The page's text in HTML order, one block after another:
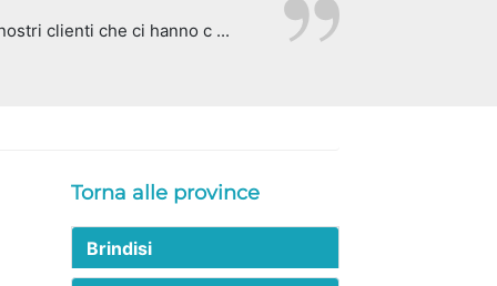
clienti che ci hanno c ...
Torna alle province
Brindisi